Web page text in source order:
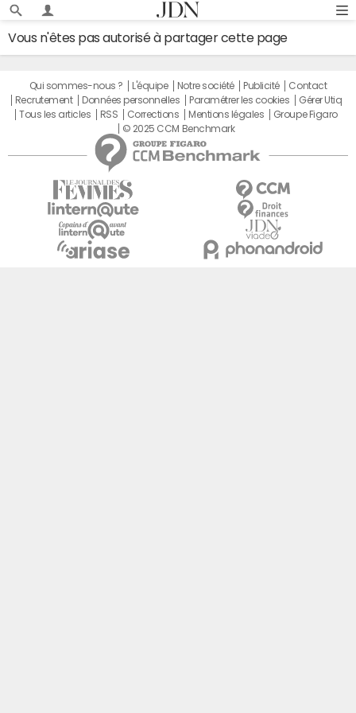
Vous n'êtes pas autorisé à partager cette page
Qui sommes-nous ? L'équipe Notre société Publicité
Contact
Recrutement
Données personnelles Paramétrer les cookies
Gérer Utiq
Tous les articles
RSS Corrections Mentions légales
Groupe Figaro
© 2025 CCM Benchmark